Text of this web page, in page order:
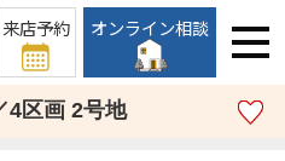
来店予約 オンライン相談
4区画 2号地